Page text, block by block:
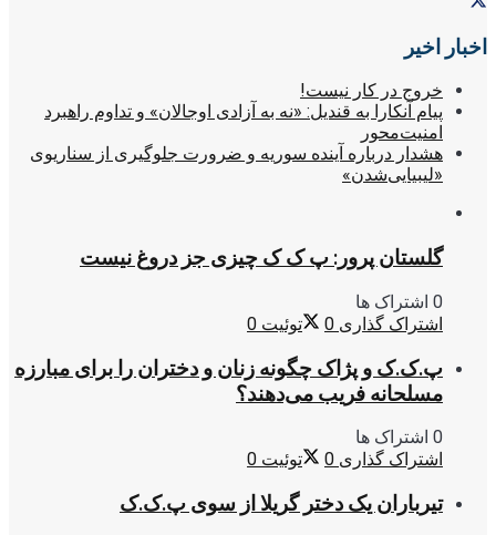
اخبار اخیر
خروج در کار نیست!
پیام آنکارا به قندیل: «نه به آزادی اوجالان» و تداوم راهبرد
امنیت‌محور
هشدار درباره آینده سوریه و ضرورت جلوگیری از سناریوی
«لیبیایی‌شدن»
گلستان پرور: پ ک ک چیزی جز دروغ نیست
0 اشتراک ها
اشتراک گذاری 0 توئیت 0
پ.ک.ک و پژاک چگونه زنان و دختران را برای مبارزه
مسلحانه فریب می‌دهند؟
0 اشتراک ها
اشتراک گذاری 0 توئیت 0
تیرباران یک دختر گریلا از سوی پ.ک.ک